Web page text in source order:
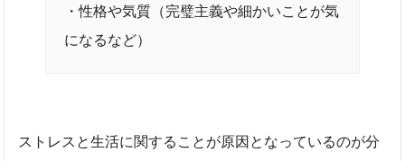
・性格や気質（完璧主義や細かいことが気
になるなど）
ストレスと生活に関することが原因となっているのが分